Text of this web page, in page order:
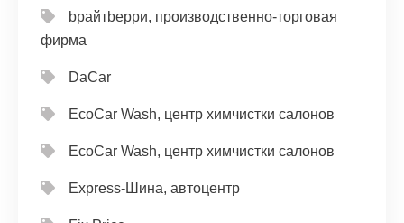
bрайтbерри, производственно-торговая
фирма
DaCar
EcoCar Wash, центр химчистки салонов
EcoCar Wash, центр химчистки салонов
Express-Шина, автоцентр